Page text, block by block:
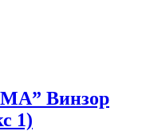
Винзор
1)